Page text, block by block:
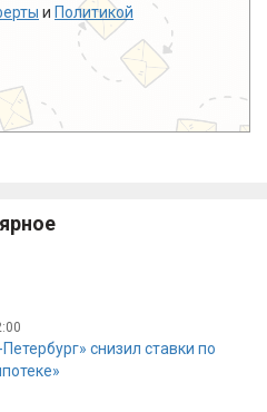
и Политикой
снизил ставки по